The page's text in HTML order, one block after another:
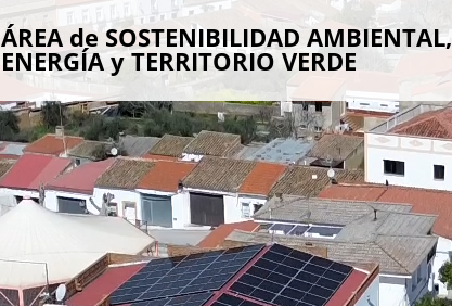
ÁREA de SOSTENIBILIDAD AMBIENTAL,
ENERGÍA y TERRITORIO VERDE